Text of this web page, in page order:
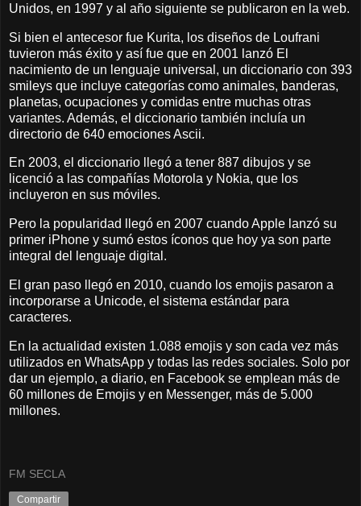
Unidos, en 1997 y al año siguiente se publicaron en la web.
Si bien el antecesor fue Kurita, los diseños de Loufrani
tuvieron más éxito y así fue que en 2001 lanzó El
nacimiento de un lenguaje universal, un diccionario con 393
smileys que incluye categorías como animales, banderas,
planetas, ocupaciones y comidas entre muchas otras
variantes. Además, el diccionario también incluía un
directorio de 640 emociones Ascii.
En 2003, el diccionario llegó a tener 887 dibujos y se
licenció a las compañías Motorola y Nokia, que los
incluyeron en sus móviles.
Pero la popularidad llegó en 2007 cuando Apple lanzó su
primer iPhone y sumó estos íconos que hoy ya son parte
integral del lenguaje digital.
El gran paso llegó en 2010, cuando los emojis pasaron a
incorporarse a Unicode, el sistema estándar para
caracteres.
En la actualidad existen 1.088 emojis y son cada vez más
utilizados en WhatsApp y todas las redes sociales. Solo por
dar un ejemplo, a diario, en Facebook se emplean más de
60 millones de Emojis y en Messenger, más de 5.000
millones.
FM SECLA
Compartir